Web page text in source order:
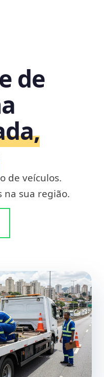
de
de veículos.
na sua região.